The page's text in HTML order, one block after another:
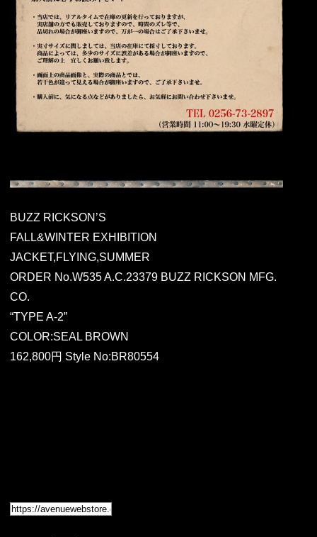
BUZZ RICKSON’S
FALL&WINTER EXHIBITION
JACKET,FLYING,SUMMER
ORDER No.W535 A.C.23379 BUZZ RICKSON MFG.
CO.
“TYPE A-2”
COLOR:SEAL BROWN
162,800円 Style No:BR80554